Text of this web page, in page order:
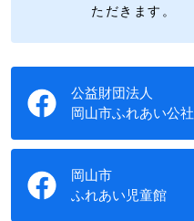
ただきます。
公益財団法人
岡山市ふれあい公社
岡山市
ふれあい児童館